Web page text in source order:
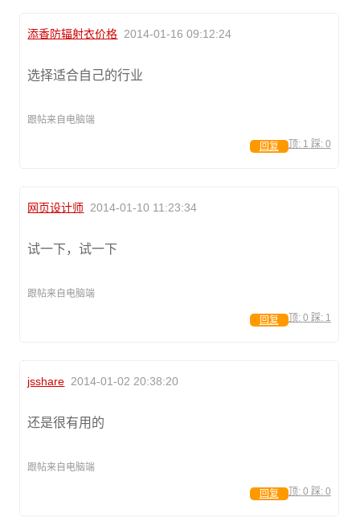
添香防辐射衣价格 2014-01-16 09:12:24
选择适合自己的行业
跟帖来自电脑端
顶: 1 踩: 0
回复
网页设计师 2014-01-10 11:23:34
试一下，试一下
跟帖来自电脑端
顶: 0 踩: 1
回复
jsshare 2014-01-02 20:38:20
还是很有用的
跟帖来自电脑端
顶: 0 踩: 0
回复